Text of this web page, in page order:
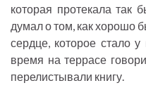
которая протекала так
думал о том, как хорошо
сердце, которое стало
время на террасе
перелистывали книгу.